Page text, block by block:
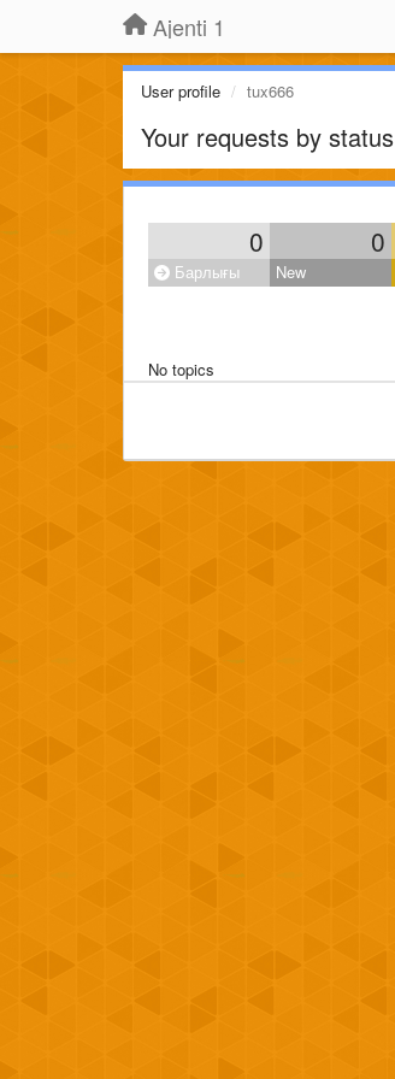
Ajenti 1
User profile tux666
Your requests by status
0 0
Барлығы New
No topics